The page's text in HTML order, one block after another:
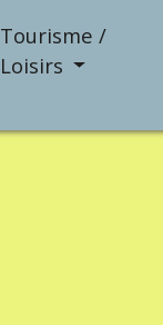
Tourisme /
Loisirs